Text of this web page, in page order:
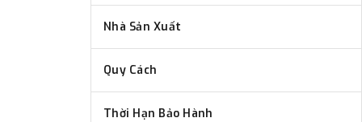
Nhà Sản Xuất
Quy Cách
Thời Hạn Bảo Hành